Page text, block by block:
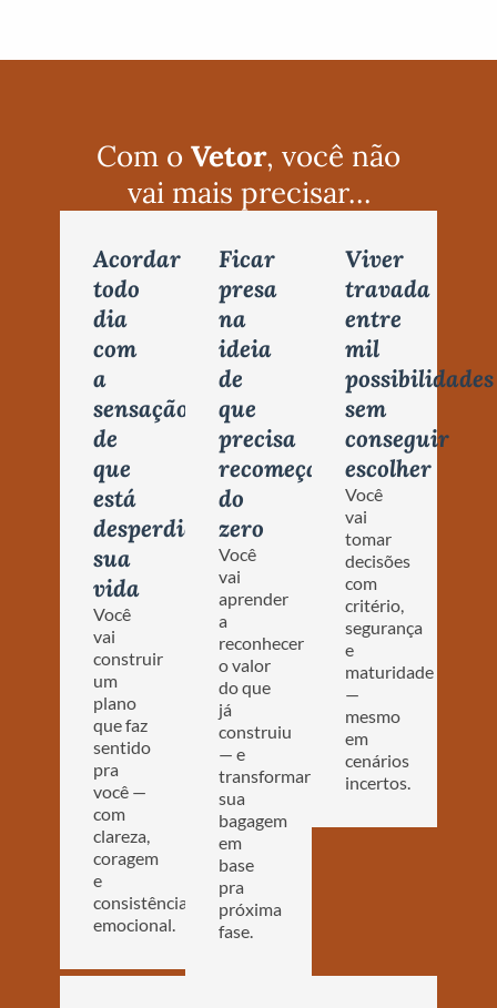
Com o Vetor, você não
vai mais precisar…
Acordar
todo
dia
com
a
sensação
de
que
está
desperdiçando
sua
vida
Você
vai
construir
um
plano
que faz
sentido
pra
você —
com
clareza,
coragem
e
consistência
emocional.
Ficar
presa
na
ideia
de
que
precisa
recomeçar
do
zero
Você
vai
aprender
a
reconhecer
o valor
do que
já
construiu
— e
transformar
sua
bagagem
em
base
pra
próxima
fase.
Viver
travada
entre
mil
possibilidades
sem
conseguir
escolher
Você
vai
tomar
decisões
com
critério,
segurança
e
maturidade
—
mesmo
em
cenários
incertos.